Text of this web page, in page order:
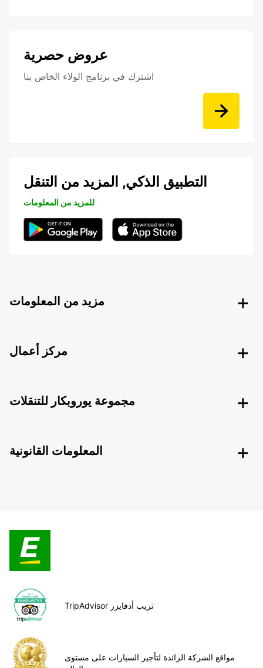
عروض حصرية
اشترك في برنامج الولاء الخاص بنا
التطبيق الذكي, المزيد من التنقل
للمزيد من المعلومات
مزيد من المعلومات
مركز أعمال
مجموعة يوروبكار للتنقلات
المعلومات القانونية
TripAdvisor تريب أدفايزر
مواقع الشركة الرائدة لتأجير السيارات على مستوى